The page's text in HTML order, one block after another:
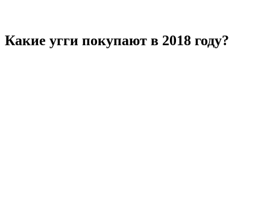
Какие угги покупают в 2018 году?